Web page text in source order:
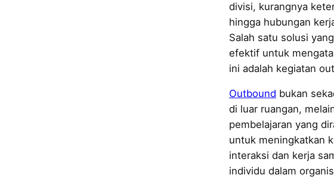
divisi, kurangnya
hingga hubungan
Salah satu solusi
efektif untuk
ini adalah kegiatan
Outbound bukan
di luar ruangan,
pembelajaran yang
untuk meningkatkan
interaksi dan kerja
individu dalam